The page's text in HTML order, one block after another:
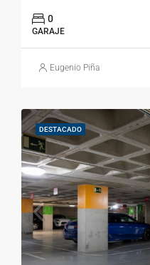
0
GARAJE
Eugenio Piña
DESTACADO